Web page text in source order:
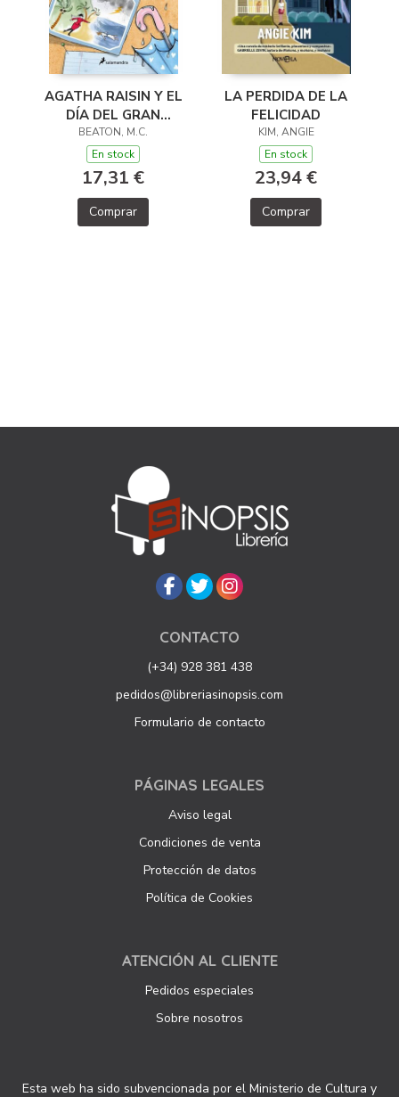
AGATHA RAISIN Y EL
DÍA DEL GRAN
DILUVIO (AGATHA
RAISIN 12)
BEATON, M.C.
En stock
17,31 €
Comprar
LA PERDIDA DE LA
FELICIDAD
KIM, ANGIE
En stock
23,94 €
Comprar
CONTACTO
(+34) 928 381 438
pedidos@libreriasinopsis.com
Formulario de contacto
PÁGINAS LEGALES
Aviso legal
Condiciones de venta
Protección de datos
Política de Cookies
ATENCIÓN AL CLIENTE
Pedidos especiales
Sobre nosotros
Esta web ha sido subvencionada por el Ministerio de Cultura y